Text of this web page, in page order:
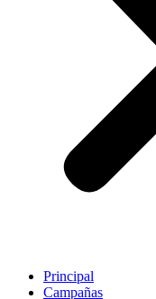
Principal
Campañas